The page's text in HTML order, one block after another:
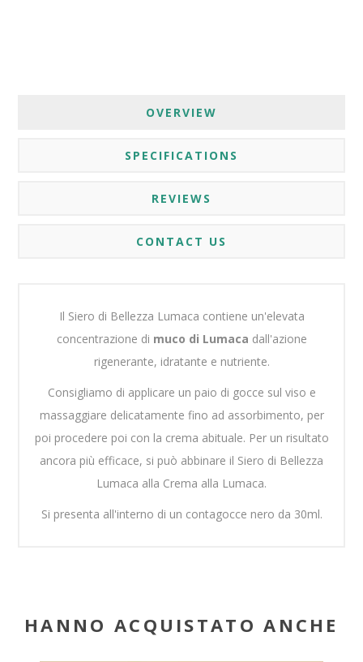
OVERVIEW
SPECIFICATIONS
REVIEWS
CONTACT US
Il Siero di Bellezza Lumaca contiene un'elevata
concentrazione di muco di Lumaca dall'azione
rigenerante, idratante e nutriente.
Consigliamo di applicare un paio di gocce sul viso e
massaggiare delicatamente fino ad assorbimento, per
poi procedere poi con la crema abituale. Per un risultato
ancora più efficace, si può abbinare il Siero di Bellezza
Lumaca alla Crema alla Lumaca.
Si presenta all'interno di un contagocce nero da 30ml.
HANNO ACQUISTATO ANCHE